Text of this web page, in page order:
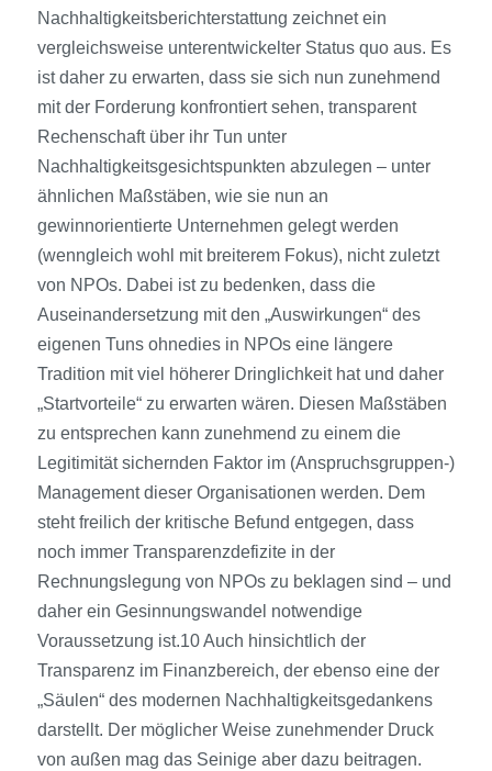
Nachhaltigkeitsberichterstattung zeichnet ein
vergleichsweise unterentwickelter Status quo aus. Es
ist daher zu erwarten, dass sie sich nun zunehmend
mit der Forderung konfrontiert sehen, transparent
Rechenschaft über ihr Tun unter
Nachhaltigkeitsgesichtspunkten abzulegen – unter
ähnlichen Maßstäben, wie sie nun an
gewinnorientierte Unternehmen gelegt werden
(wenngleich wohl mit breiterem Fokus), nicht zuletzt
von NPOs. Dabei ist zu bedenken, dass die
Auseinandersetzung mit den „Auswirkungen“ des
eigenen Tuns ohnedies in NPOs eine längere
Tradition mit viel höherer Dringlichkeit hat und daher
„Startvorteile“ zu erwarten wären. Diesen Maßstäben
zu entsprechen kann zunehmend zu einem die
Legitimität sichernden Faktor im (Anspruchsgruppen-)
Management dieser Organisationen werden. Dem
steht freilich der kritische Befund entgegen, dass
noch immer Transparenzdefizite in der
Rechnungslegung von NPOs zu beklagen sind – und
daher ein Gesinnungswandel notwendige
Voraussetzung ist.10 Auch hinsichtlich der
Transparenz im Finanzbereich, der ebenso eine der
„Säulen“ des modernen Nachhaltigkeitsgedankens
darstellt. Der möglicher Weise zunehmender Druck
von außen mag das Seinige aber dazu beitragen.